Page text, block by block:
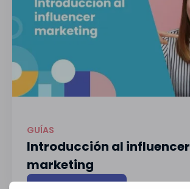
GUÍAS
Introducción al influencer
marketing